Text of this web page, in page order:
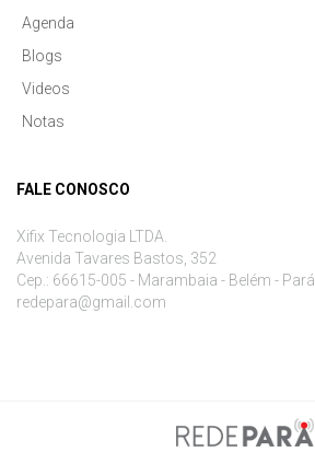
Agenda
Blogs
Videos
Notas
FALE CONOSCO
Xifix Tecnologia LTDA.
Avenida Tavares Bastos, 352
Cep.: 66615-005 - Marambaia - Belém - Pará
redepara@gmail.com